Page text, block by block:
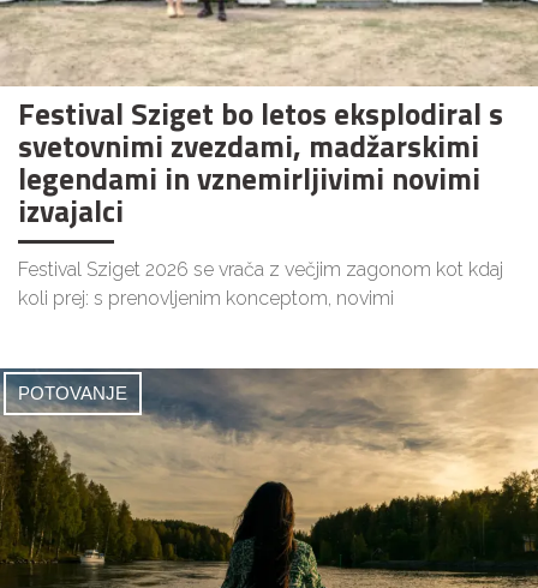
Festival Sziget bo letos eksplodiral s
svetovnimi zvezdami, madžarskimi
legendami in vznemirljivimi novimi
izvajalci
Festival Sziget 2026 se vrača z večjim zagonom kot kdaj
koli prej: s prenovljenim konceptom, novimi
POTOVANJE